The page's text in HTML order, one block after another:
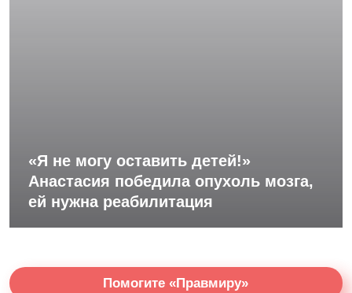
«Я не могу оставить детей!»
Анастасия победила опухоль мозга,
ей нужна реабилитация
Помогите «Правмиру»